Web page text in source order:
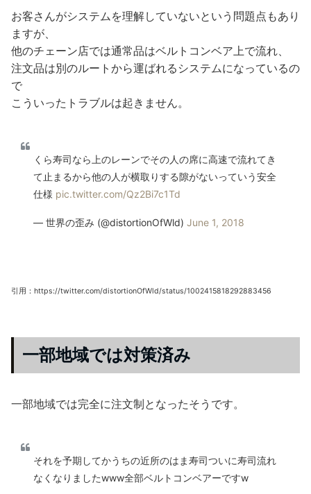
お客さんがシステムを理解していないという問題点もあり
ますが、
他のチェーン店では通常品はベルトコンベア上で流れ、
注文品は別のルートから運ばれるシステムになっているの
で
こういったトラブルは起きません。
くら寿司なら上のレーンでその人の席に高速で流れてき
て止まるから他の人が横取りする隙がないっていう安全
仕様 pic.twitter.com/Qz2Bi7c1Td
— 世界の歪み (@distortionOfWld) June 1, 2018
引用：https://twitter.com/distortionOfWld/status/1002415818292883456
一部地域では対策済み
一部地域では完全に注文制となったそうです。
それを予期してかうちの近所のはま寿司ついに寿司流れ
なくなりましたwww全部ベルトコンベアーですw